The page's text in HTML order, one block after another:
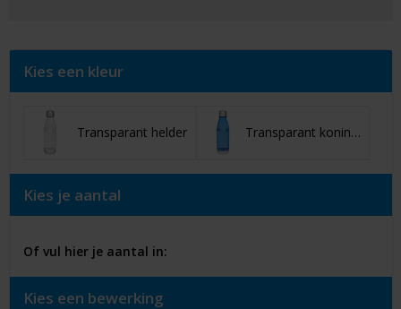
Kies een kleur
Transparant helder Transparant koningsblauw
Kies je aantal
Of vul hier je aantal in:
Kies een bewerking